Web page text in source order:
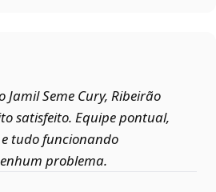
Jamil Seme Cury, Ribeirão
satisfeito. Equipe pontual,
tudo funcionando
problema.